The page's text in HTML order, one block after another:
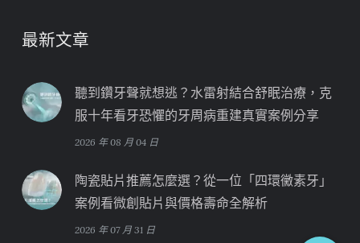
最新文章
聽到鑽牙聲就想逃？水雷射結合舒眠治療，克
服十年看牙恐懼的牙周病重建真實案例分享
2026 年 08 月 04 日
陶瓷貼片推薦怎麼選？從一位「四環黴素牙」
案例看微創貼片與價格壽命全解析
2026 年 07 月 31 日